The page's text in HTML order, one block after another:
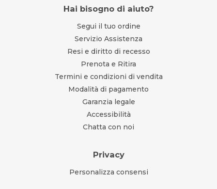
Hai bisogno di aiuto?
Segui il tuo ordine
Servizio Assistenza
Resi e diritto di recesso
Prenota e Ritira
Termini e condizioni di vendita
Modalità di pagamento
Garanzia legale
Accessibilità
Chatta con noi
Privacy
Personalizza consensi